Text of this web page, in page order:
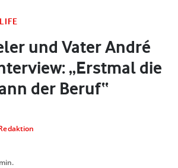
und Vater André
„Erstmal die
der Beruf“